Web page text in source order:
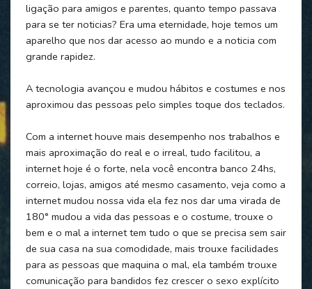
ligação para amigos e parentes, quanto tempo passava
para se ter noticias? Era uma eternidade, hoje temos um
aparelho que nos dar acesso ao mundo e a noticia com
grande rapidez.
A tecnologia avançou e mudou hábitos e costumes e nos
aproximou das pessoas pelo simples toque dos teclados.
Com a internet houve mais desempenho nos trabalhos e
mais aproximação do real e o irreal, tudo facilitou, a
internet hoje é o forte, nela você encontra banco 24hs,
correio, lojas, amigos até mesmo casamento, veja como a
internet mudou nossa vida ela fez nos dar uma virada de
180° mudou a vida das pessoas e o costume, trouxe o
bem e o mal a internet tem tudo o que se precisa sem sair
de sua casa na sua comodidade, mais trouxe facilidades
para as pessoas que maquina o mal, ela também trouxe
comunicação para bandidos fez crescer o sexo explícito